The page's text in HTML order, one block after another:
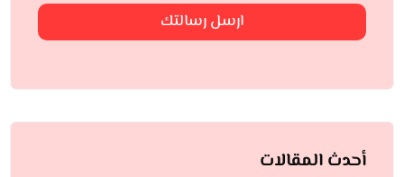
ارسل رسالتك
أحدث المقالات